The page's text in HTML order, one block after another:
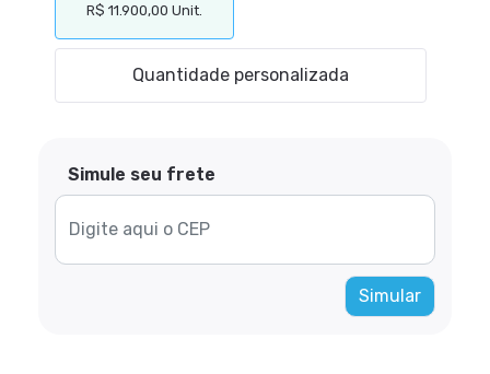
R$ 11.900,00 Unit.
Simule seu frete
Simular